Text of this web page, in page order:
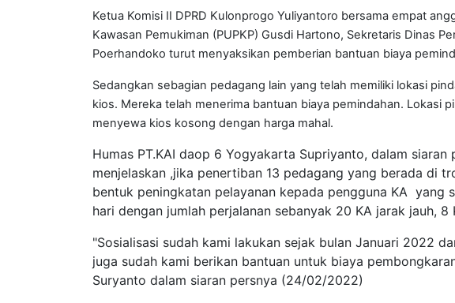
Ketua Komisi II DPRD Kulonprogo Yuliyantoro bersama empat
Kawasan Pemukiman (PUPKP) Gusdi Hartono, Sekretaris Dinas
Poerhandoko turut menyaksikan pemberian bantuan biaya
Sedangkan sebagian pedagang lain yang telah memiliki lokasi
kios. Mereka telah menerima bantuan biaya pemindahan. Lokasi
menyewa kios kosong dengan harga mahal.
Humas PT.KAI daop 6 Yogyakarta Supriyanto, dalam
menjelaskan ,jika penertiban 13 pedagang yang berada di
bentuk peningkatan pelayanan kepada pengguna KA yang
hari dengan jumlah perjalanan sebanyak 20 KA jarak jauh, 8
"Sosialisasi sudah kami lakukan sejak bulan Januari 2022
juga sudah kami berikan bantuan untuk biaya
Suryanto dalam siaran persnya (24/02/2022)